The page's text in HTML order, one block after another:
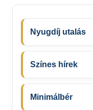
Nyugdíj utalás
Színes hírek
Minimálbér